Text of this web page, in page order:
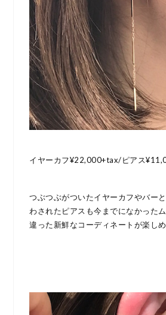
イヤーカフ¥22,000+tax/ピアス
つぶつぶがついたイヤーカフやバー
わされたピアスも今までになかった
違った新鮮なコーディネートが楽しめ